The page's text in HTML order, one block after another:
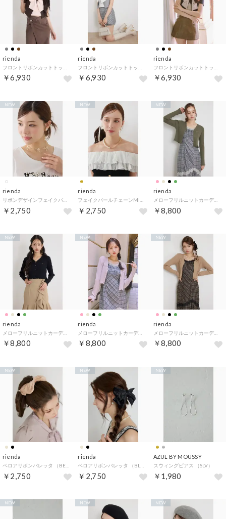
rienda
￥6,930
rienda
￥6,930
rienda
￥6,930
rienda
￥2,750
NEW
rienda
￥2,750
NEW
rienda
メローフリルニットカーディガン （KHA）
￥8,800
NEW
rienda
￥8,800
NEW
rienda
￥8,800
NEW
rienda
メローフリルニットカーディガン （BEG）
￥8,800
NEW
rienda
￥2,750
NEW
rienda
￥2,750
NEW
AZUL BY MOUSSY
スウィングピアス （SLV）
￥1,980
NEW
NEW NEW NEW